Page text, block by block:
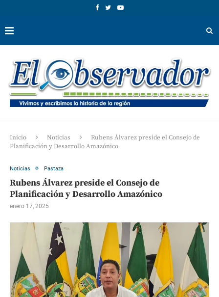
Inicio Noticias
Rubens Álvarez preside el Consejo de
Planificación y Desarrollo Amazónico
Noticias Pastaza
Rubens Álvarez preside el Consejo de
Planificación y Desarrollo Amazónico
enero 17, 2025